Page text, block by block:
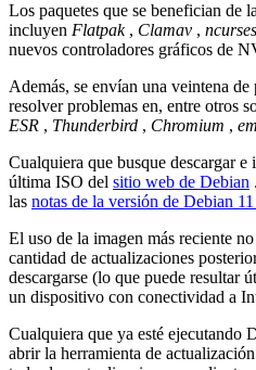
Los paquetes que se benefician de
incluyen Flatpak, Clamav , ncurses
nuevos controladores gráficos de
Además, se envían una veintena de
resolver problemas en, entre otros
ESR , Thunderbird , Chromium ,
Cualquiera que busque descargar e
última ISO del sitio web de Debian
las notas de la versión de Debian 11
El uso de la imagen más reciente
cantidad de actualizaciones
descargarse (lo que puede resultar
un dispositivo con conectividad a
Cualquiera que ya esté ejecutando
abrir la herramienta de